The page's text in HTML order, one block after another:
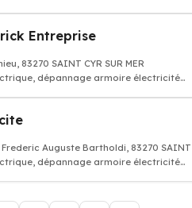
Entreprise
83270 SAINT CYR SUR MER
dépannage armoire électricité
Auguste Bartholdi, 83270 SAINT
dépannage armoire électricité